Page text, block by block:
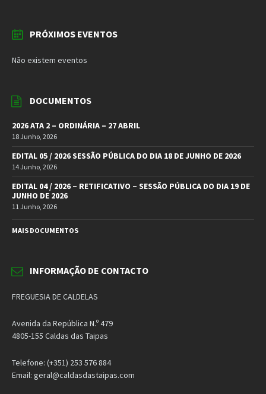
PRÓXIMOS EVENTOS
Não existem eventos
DOCUMENTOS
2026 ATA 2 – ORDINÁRIA – 27 ABRIL
18 Junho, 2026
EDITAL 05 / 2026 SESSÃO PÚBLICA DO DIA 18 DE JUNHO DE 2026
14 Junho, 2026
EDITAL 04 / 2026 – RETIFICATIVO – SESSÃO PÚBLICA DO DIA 19 DE
JUNHO DE 2026
11 Junho, 2026
MAIS DOCUMENTOS
INFORMAÇÃO DE CONTACTO
FREGUESIA DE CALDELAS
Avenida da República N.º 479
4805-155 Caldas das Taipas
Telefone: (+351) 253 576 884
Email: geral@caldasdastaipas.com